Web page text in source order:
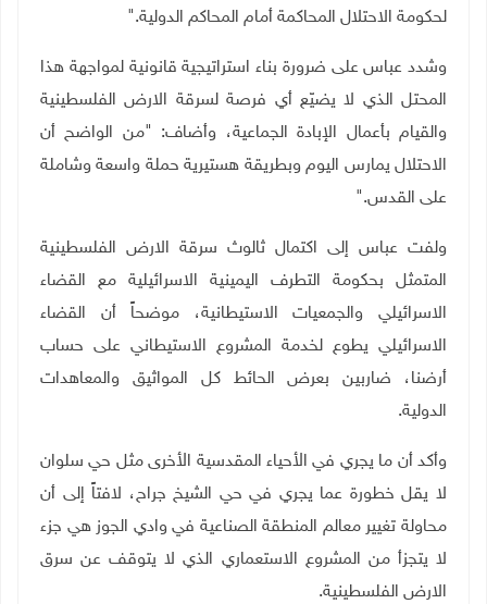
لحكومة الاحتلال المحاكمة أمام المحاكم الدولية".
وشدد عباس على ضرورة بناء استراتيجية قانونية لمواجهة هذا
المحتل الذي لا يضيّع أي فرصة لسرقة الارض الفلسطينية
والقيام بأعمال الإبادة الجماعية، وأضاف: "من الواضح أن
الاحتلال يمارس اليوم وبطريقة هستيرية حملة واسعة وشاملة
على القدس".
ولفت عباس إلى اكتمال ثالوث سرقة الارض الفلسطينية
المتمثل بحكومة
التطرف اليمينية الاسرائيلية مع القضاء
الاسرائيلي والجمعيات الاستيطانية،
موضحاً أن القضاء
الاسرائيلي يطوع لخدمة المشروع الاستيطاني على حساب
أرضنا، ضاربين بعرض الحائط كل المواثيق والمعاهدات
الدولية.
وأكد أن ما يجري في الأحياء المقدسية الأخرى مثل حي سلوان
لا يقل خطورة عما يجري في حي الشيخ جراح، لافتاً إلى أن
محاولة تغيير معالم المنطقة الصناعية في وادي الجوز هي جزء
لا يتجزأ من المشروع الاستعماري الذي لا يتوقف عن سرق
الارض الفلسطينية.